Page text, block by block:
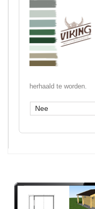
herhaald te worden.
Nee